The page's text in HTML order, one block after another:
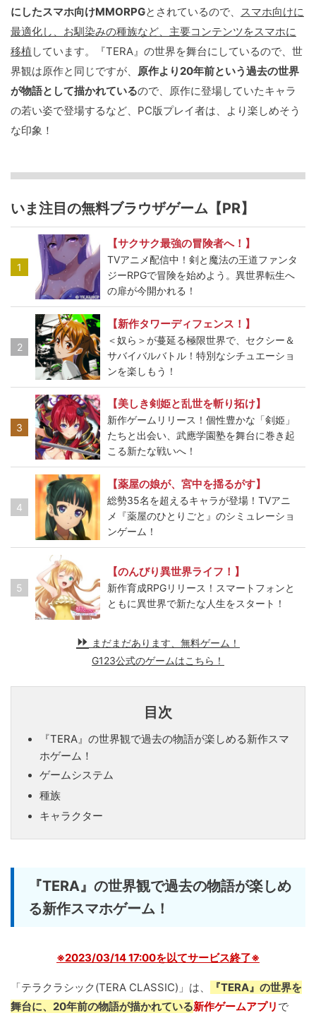
にしたスマホ向けMMORPGとされているので、 スマホ向けに
最適化し、お馴染みの種族など、主要コンテンツをスマホに
移植 しています。『TERA』の世界を舞台にしているので、世
界観は原作と同じですが、 原作より20年前という過去の世界
が物語として描かれているので、原作に登場していたキャラ
の若い姿で登場するなど、PC版プレイ者は、より楽しめそう
な印象！
いま注目の無料ブラウザゲーム【PR】
1
【サクサク最強の冒険者へ！】
TVアニメ配信中！剣と魔法の王道ファンタ
ジーRPGで冒険を始めよう。異世界転生へ
の扉が今開かれる！
2
【新作タワーディフェンス！】
＜奴ら＞が蔓延る極限世界で、セクシー＆
サバイバルバトル！特別なシチュエーショ
ンを楽しもう！
3
【美しき剣姫と乱世を斬り拓け】
新作ゲームリリース！個性豊かな「剣姫」
たちと出会い、武應学園塾を舞台に巻き起
こる新たな戦いへ！
4
【薬屋の娘が、宮中を揺るがす】
総勢35名を超えるキャラが登場！TVアニ
メ『薬屋のひとりごと』のシミュレーショ
ンゲーム！
5
【のんびり異世界ライフ！】
新作育成RPGリリース！スマートフォンと
ともに異世界で新たな人生をスタート！
まだまだあります、無料ゲーム！
G123公式のゲームはこちら！
目次
『TERA』の世界観で過去の物語が楽しめる新作スマ
ホゲーム！
ゲームシステム
種族
キャラクター
『TERA』の世界観で過去の物語が楽しめ
る新作スマホゲーム！
※2023/03/14 17:00を以てサービス終了※
「テラクラシック(TERA CLASSIC)」は、
『TERA』の世界を
舞台に、20年前の物語が描かれている新作ゲームアプリ で